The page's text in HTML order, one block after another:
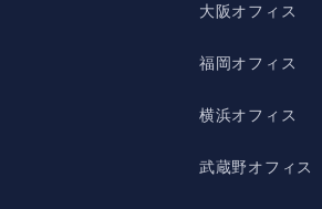
大阪オフィス
福岡オフィス
横浜オフィス
武蔵野オフィス